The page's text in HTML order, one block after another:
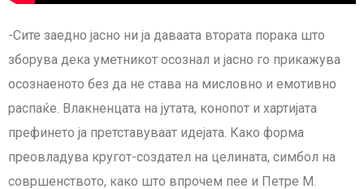
-Сите заедно јасно ни ја даваата втората порака што
зборува дека уметникот осознал и јасно го прикажува
осознаеното без да не става на мисловно и емотивно
распаќе. Влакненцата на јутата, конопот и хартијата
префинето ја претставуваат идејата. Како форма
преовладува кругот-создател на целината, симбол на
совршенството, како што впрочем пее и Петре М.